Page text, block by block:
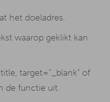
het doeladres.
waarop geklikt kan
target="_blank" of
de functie uit.